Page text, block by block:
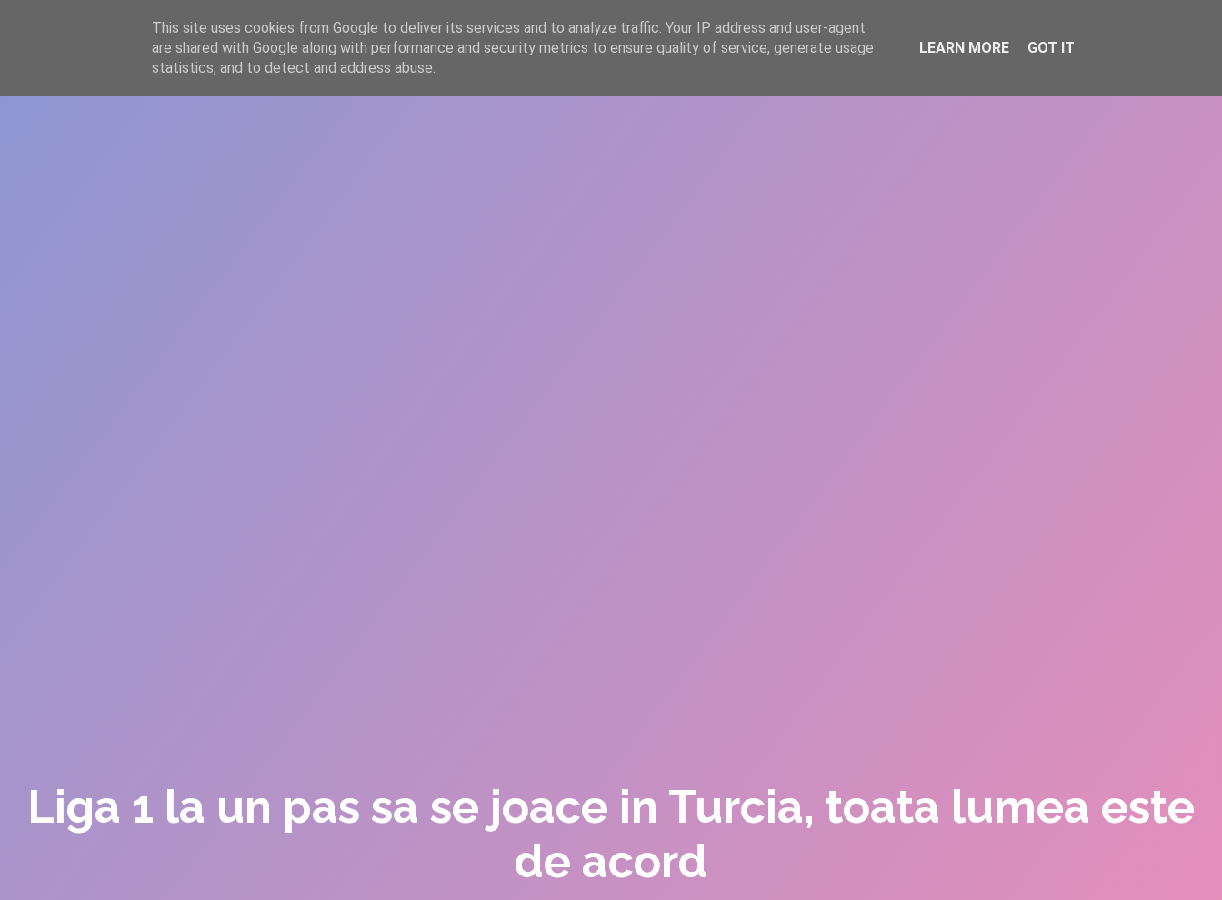
WWW.GAZISTI.RO HOME ARTICOLE DESPRE ECHIPĂ REPERE DONEAZĂ ARTICOLE CONTACT
Liga 1 la un pas sa se joace in Turcia, toata lumea este
de acord
This site uses cookies from Google to deliver its services and to analyze traffic. Your IP address and user-agent
are shared with Google along with performance and security metrics to ensure quality of service, generate usage
statistics, and to detect and address abuse.
LEARN MORE GOT IT